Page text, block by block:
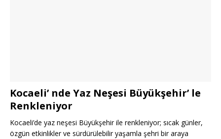
Kocaeli’ nde Yaz Neşesi Büyükşehir’ le
Renkleniyor
Kocaeli’de yaz neşesi Büyükşehir ile renkleniyor; sıcak günler,
özgün etkinlikler ve sürdürülebilir yaşamla şehri bir araya